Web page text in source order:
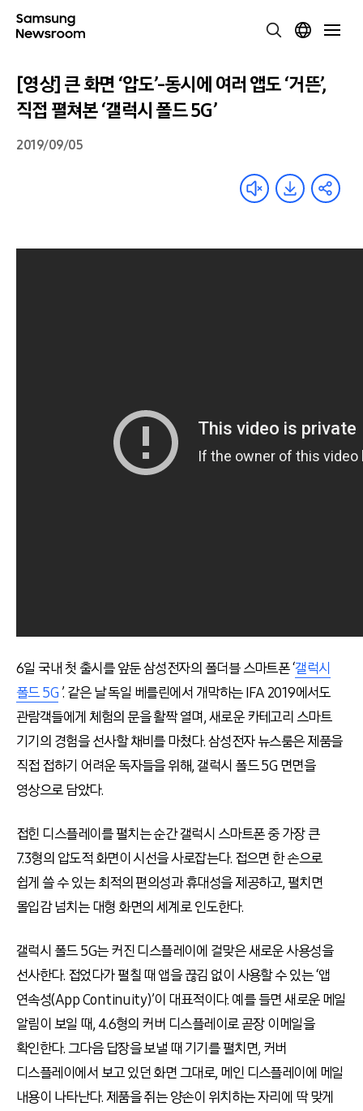
[영상] 큰 화면 ‘압도’-동시에 여러 앱도 ‘거뜬’,
직접 펼쳐본 ‘갤럭시 폴드 5G’
2019/09/05
6일 국내 첫 출시를 앞둔 삼성전자의 폴더블 스마트폰 ‘갤럭시
폴드 5G’. 같은 날 독일 베를린에서 개막하는 IFA 2019에서도
관람객들에게 체험의 문을 활짝 열며, 새로운 카테고리 스마트
기기의 경험을 선사할 채비를 마쳤다. 삼성전자 뉴스룸은 제품을
직접 접하기 어려운 독자들을 위해, 갤럭시 폴드 5G 면면을
영상으로 담았다.
접힌 디스플레이를 펼치는 순간 갤럭시 스마트폰 중 가장 큰
7.3형의 압도적 화면이 시선을 사로잡는다. 접으면 한 손으로
쉽게 쓸 수 있는 최적의 편의성과 휴대성을 제공하고, 펼치면
몰입감 넘치는 대형 화면의 세계로 인도한다.
갤럭시 폴드 5G는 커진 디스플레이에 걸맞은 새로운 사용성을
선사한다. 접었다가 펼칠 때 앱을 끊김 없이 사용할 수 있는 ‘앱
연속성(App Continuity)’이 대표적이다. 예를 들면 새로운 메일
알림이 보일 때, 4.6형의 커버 디스플레이로 곧장 이메일을
확인한다. 그다음 답장을 보낼 때 기기를 펼치면, 커버
디스플레이에서 보고 있던 화면 그대로, 메인 디스플레이에 메일
내용이 나타난다. 제품을 쥐는 양손이 위치하는 자리에 딱 맞게